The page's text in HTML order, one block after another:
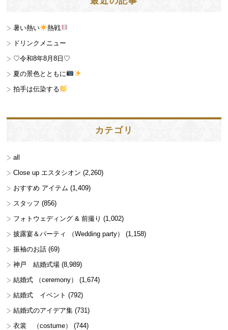
暑い熱い
熱戦
ドリンクメニュー
♡令和8年8月8日♡
夏の景色とともに
拍手は伝染する
カテゴリ
all
Close up エスタシオン (2,260)
おすすめ アイテム (1,409)
スタッフ (856)
フォトウェディング & 前撮り (1,002)
披露宴＆パーティ （Wedding party）
(1,158)
振袖のお話 (69)
神戸 結婚式場 (8,989)
結婚式 （ceremony）
(1,674)
結婚式 イベント (792)
結婚式のアイデア集 (731)
衣裳 （costume）
(744)